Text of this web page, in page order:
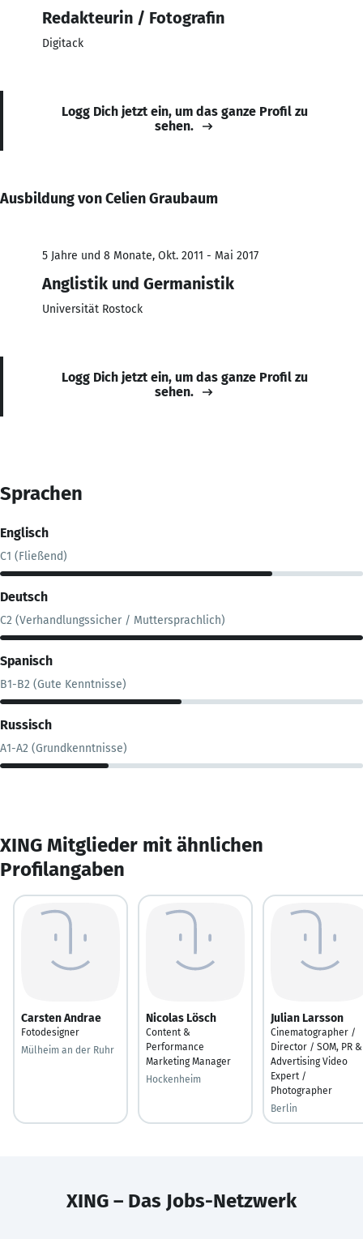
Redakteurin / Fotografin
Digitack
Logg Dich jetzt ein, um das ganze Profil zu
sehen.
Ausbildung von Celien Graubaum
5 Jahre und 8 Monate, Okt. 2011 - Mai 2017
Anglistik und Germanistik
Universität Rostock
Logg Dich jetzt ein, um das ganze Profil zu
sehen.
Sprachen
Englisch
C1 (Fließend)
Deutsch
C2 (Verhandlungssicher / Muttersprachlich)
Spanisch
B1-B2 (Gute Kenntnisse)
Russisch
A1-A2 (Grundkenntnisse)
XING Mitglieder mit ähnlichen
Profilangaben
Carsten Andrae
Fotodesigner
Mülheim an der Ruhr
Nicolas Lösch
Content &
Performance
Marketing Manager
Hockenheim
Julian Larsson
Cinematographer /
Director / SOM, PR &
Advertising Video
Expert /
Photographer
Berlin
XING – Das Jobs-Netzwerk